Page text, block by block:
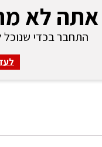
אתה לא
התחבר בכדי שנוכל